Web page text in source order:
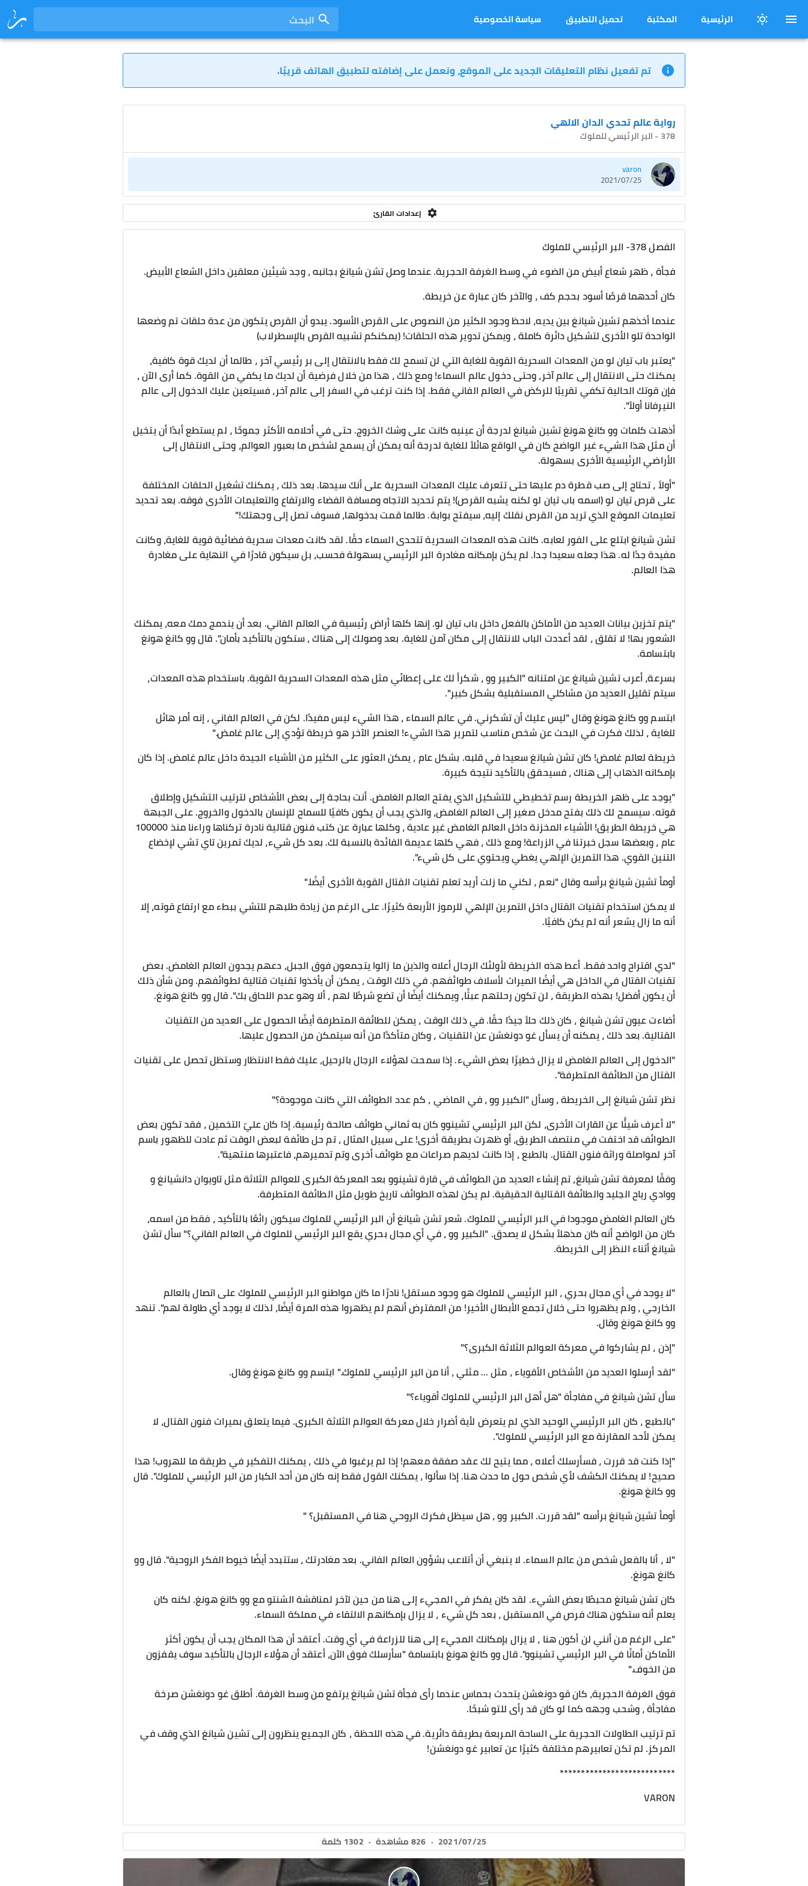
الرئيسية المكتبة تحميل التطبيق سياسة الخصوصية البحث
تم تفعيل نظام التعليقات الجديد على الموقع، ونعمل على إضافته لتطبيق الهاتف قريبًا.
رواية عالم تحدي الدان الالهي
378 - البر الرئيسي للملوك
varon
2021/07/25
إعدادات القارئ
الفصل 378- البر الرئيسي للملوك
فجأة ، ظهر شعاع أبيض من الضوء في وسط الغرفة الحجرية. عندما وصل تشن شيانغ بجانبه ، وجد شيئين معلقين داخل الشعاع الأبيض.
كان أحدهما قرصًا أسود بحجم كف ، والآخر كان عبارة عن خريطة.
عندما أخذهم تشين شيانغ بين يديه، لاحظ وجود الكثير من النصوص على القرص الأسود. يبدو أن القرص يتكون من عدة حلقات تم وضعها
الواحدة تلو الأخرى لتشكيل دائرة كاملة ، ويمكن تدوير هذه الحلقات! (يمكنكم تشبيه القرص بالإسطرلاب)
"يعتبر باب تيان لو من المعدات السحرية القوية للغاية التي لن تسمح لك فقط بالانتقال إلى بر رئيسي آخر ، طالما أن لديك قوة كافية،
يمكنك حتى الانتقال إلى عالم آخر، وحتى دخول عالم السماء! ومع ذلك ، هذا من خلال فرضية أن لديك ما يكفي من القوة. كما أرى الآن ،
فإن قوتك الحالية تكفي تقريبًا للركض في العالم الفاني فقط. إذا كنت ترغب في السفر إلى عالم آخر، فسيتعين عليك الدخول إلى عالم
النيرفانا أولاً".
أذهلت كلمات وو كانغ هونغ تشين شيانغ لدرجة أن عينيه كانت على وشك الخروج. حتى في أحلامه الأكثر جموحًا ، لم يستطع أبدًا أن يتخيل
أن مثل هذا الشيء غير الواضح كان في الواقع هائلاً للغاية لدرجة أنه يمكن أن يسمح لشخص ما بعبور العوالم، وحتى الانتقال إلى
الأراضي الرئيسية الأخرى بسهولة.
"أولاً ، تحتاج إلى صب قطرة دم عليها حتى تتعرف عليك المعدات السحرية على أنك سيدها. بعد ذلك ، يمكنك تشغيل الحلقات المختلفة
على قرص تيان لو (اسمه باب تيان لو لكنه يشبه القرص)! يتم تحديد الاتجاه ومسافة الفضاء والارتفاع والتعليمات الأخرى فوقه. بعد تحديد
تعليمات الموقع الذي تريد من القرص نقلك إليه، سيفتح بوابة. طالما قمت بدخولها، فسوف تصل إلى وجهتك!"
تشن شيانغ ابتلع على الفور لعابه. كانت هذه المعدات السحرية تتحدى السماء حقًا. لقد كانت معدات سحرية فضائية قوية للغاية، وكانت
مفيدة جدًا له. هذا جعله سعيدا جدا. لم يكن بإمكانه مغادرة البر الرئيسي بسهولة فحسب، بل سيكون قادرًا في النهاية على مغادرة
هذا العالم.
"يتم تخزين بيانات العديد من الأماكن بالفعل داخل باب تيان لو. إنها كلها أراض رئيسية في العالم الفاني. بعد أن يندمج دمك معه، يمكنك
الشعور بها! لا تقلق ، لقد أعددت الباب للانتقال إلى مكان آمن للغاية. بعد وصولك إلى هناك ، ستكون بالتأكيد بأمان". قال وو كانغ هونغ
بابتسامة.
بسرعة، أعرب تشين شيانغ عن امتنانه "الكبير وو ، شكراً لك على إعطائي مثل هذه المعدات السحرية القوية. باستخدام هذه المعدات،
سيتم تقليل العديد من مشاكلي المستقبلية بشكل كبير".
ابتسم وو كانغ هونغ وقال "ليس عليك أن تشكرني. في عالم السماء ، هذا الشيء ليس مفيدًا. لكن في العالم الفاني ، إنه أمر هائل
للغاية ، لذلك فكرت في البحث عن شخص مناسب لتمرير هذا الشيء! العنصر الآخر هو خريطة تؤدي إلى عالم غامض."
خريطة لعالم غامض! كان تشن شيانغ سعيدا في قلبه. بشكل عام ، يمكن العثور على الكثير من الأشياء الجيدة داخل عالم غامض. إذا كان
بإمكانه الذهاب إلى هناك ، فسيحقق بالتأكيد نتيجة كبيرة.
"يوجد على ظهر الخريطة رسم تخطيطي للتشكيل الذي يفتح العالم الغامض. أنت بحاجة إلى بعض الأشخاص لترتيب التشكيل وإطلاق
قوته. سيسمح لك ذلك بفتح مدخل صغير إلى العالم الغامض، والذي يجب أن يكون كافيًا للسماح للإنسان بالدخول والخروج. على الجبهة
هي خريطة الطريق! الأشياء المخزنة داخل العالم الغامض غير عادية ، وكلها عبارة عن كتب فنون قتالية نادرة تركناها وراءنا منذ 100000
عام ، وبعضها سجل خبرتنا في الزراعة! ومع ذلك ، فهي كلها عديمة الفائدة بالنسبة لك. بعد كل شيء، لديك تمرين تاي تشي لإخضاع
التنين القوي. هذا التمرين الإلهي يغطي ويحتوي على كل شيء".
أومأ تشين شيانغ برأسه وقال "نعم ، لكني ما زلت أريد تعلم تقنيات القتال القوية الأخرى أيضًا."
لا يمكن استخدام تقنيات القتال داخل التمرين الإلهي للرموز الأربعة كثيرًا. على الرغم من زيادة طلبهم للتشي ببطء مع ارتفاع قوته، إلا
أنه ما زال يشعر أنه لم يكن كافيًا.
"لدي اقتراح واحد فقط. أعط هذه الخريطة لأولئك الرجال أعلاه والذين ما زالوا يتجمعون فوق الجبل، دعهم يجدون العالم الغامض. بعض
تقنيات القتال في الداخل هي أيضًا الميراث لأسلاف طوائفهم. في ذلك الوقت ، يمكن أن يأخذوا تقنيات قتالية لطوائفهم. ومن شأن ذلك
أن يكون أفضل! بهذه الطريقة ، لن تكون رحلتهم عبثًا، ويمكنك أيضًا أن تضع شرطًا لهم ، ألا وهو عدم اللحاق بك". قال وو كانغ هونغ.
أضاءت عيون تشن شيانغ ، كان ذلك حلاً جيدًا حقًا. في ذلك الوقت ، يمكن للطائفة المتطرفة أيضًا الحصول على العديد من التقنيات
القتالية. بعد ذلك ، يمكنه أن يسأل غو دونغشن عن التقنيات ، وكان متأكدًا من أنه سيتمكن من الحصول عليها.
"الدخول إلى العالم الغامض لا يزال خطيرًا بعض الشيء. إذا سمحت لهؤلاء الرجال بالرحيل، عليك فقط الانتظار وستظل تحصل على تقنيات
القتال من الطائفة المتطرفة".
نظر تشن شيانغ إلى الخريطة ، وسأل "الكبير وو ، في الماضي ، كم عدد الطوائف التي كانت موجودة؟"
"لا أعرف شيئًا عن القارات الأخرى، لكن البر الرئيسي تشينوو كان به ثماني طوائف صالحة رئيسية. إذا كان عليّ التخمين ، فقد تكون بعض
الطوائف قد اختفت في منتصف الطريق، أو ظهرت بطريقة أخرى! على سبيل المثال ، تم حل طائفة لبعض الوقت ثم عادت للظهور باسم
آخر لمواصلة وراثة فنون القتال. بالطبع ، إذا كانت لديهم صراعات مع طوائف أخرى وتم تدميرهم، فاعتبرها منتهية".
وفقًا لمعرفة تشن شيانغ، تم إنشاء العديد من الطوائف في قارة تشينوو بعد المعركة الكبرى للعوالم الثلاثة مثل تاويوان دانشيانغ و
ووادي رياح الجليد والطائفة القتالية الحقيقية. لم يكن لهذه الطوائف تاريخ طويل مثل الطائفة المتطرفة.
كان العالم الغامض موجودا في البر الرئيسي للملوك. شعر تشن شيانغ أن البر الرئيسي للملوك سيكون رائعًا بالتأكيد ، فقط من اسمه،
كان من الواضح أنه كان مذهلاً بشكل لا يصدق. "الكبير وو ، في أي مجال بحري يقع البر الرئيسي للملوك في العالم الفاني؟" سأل تشن
شيانغ أثناء النظر إلى الخريطة.
"لا يوجد في أي مجال بحري ، البر الرئيسي للملوك هو وجود مستقل! نادرًا ما كان مواطنو البر الرئيسي للملوك على اتصال بالعالم
الخارجي ، ولم يظهروا حتى خلال تجمع الأبطال الأخير! من المفترض أنهم لم يظهروا هذه المرة أيضًا، لذلك لا يوجد أي طاولة لهم". تنهد
وو كانغ هونغ وقال.
"إذن ، لم يشاركوا في معركة العوالم الثلاثة الكبرى؟"
"لقد أرسلوا العديد من الأشخاص الأقوياء ، مثل ... مثلي ، أنا من البر الرئيسي للملوك." ابتسم وو كانغ هونغ وقال.
سأل تشن شيانغ في مفاجأة "هل أهل البر الرئيسي للملوك أقوياء؟"
"بالطبع ، كان البر الرئيسي الوحيد الذي لم يتعرض لأية أضرار خلال معركة العوالم الثلاثة الكبرى. فيما يتعلق بميراث فنون القتال، لا
يمكن لأحد المقارنة مع البر الرئيسي للملوك".
"إذا كنت قد قررت ، فسأرسلك أعلاه ، مما يتيح لك عقد صفقة معهم! إذا لم يرغبوا في ذلك ، يمكنك التفكير في طريقة ما للهروب! هذا
صحيح! لا يمكنك الكشف لأي شخص حول ما حدث هنا. إذا سألوا ، يمكنك القول فقط إنه كان من أحد الكبار من البر الرئيسي للملوك". قال
وو كانغ هونغ.
أومأ تشين شيانغ برأسه "لقد قررت. الكبير وو ، هل سيظل فكرك الروحي هنا في المستقبل؟ "
"لا ، أنا بالفعل شخص من عالم السماء. لا ينبغي أن أتلاعب بشؤون العالم الفاني. بعد مغادرتك ، ستتبدد أيضًا خيوط الفكر الروحية". قال وو
كانغ هونغ.
كان تشن شيانغ محبطًا بعض الشيء. لقد كان يفكر في المجيء إلى هنا من حين لآخر لمناقشة الشنتو مع وو كانغ هونغ. لكنه كان
يعلم أنه ستكون هناك فرص في المستقبل ، بعد كل شيء ، لا يزال بإمكانهم الالتقاء في مملكة السماء.
"على الرغم من أنني لن أكون هنا ، لا يزال بإمكانك المجيء إلى هنا للزراعة في أي وقت. أعتقد أن هذا المكان يجب أن يكون أكثر
الأماكن أمانًا في البر الرئيسي تشينوو". قال وو كانغ هونغ بابتسامة "سأرسلك فوق الآن، أعتقد أن هؤلاء الرجال بالتأكيد سوف يقفزون
من الخوف."
فوق الغرفة الحجرية، كان قو دونغشن يتحدث بحماس عندما رأى فجأة تشن شيانغ يرتفع من وسط الغرفة. أطلق غو دونغشن صرخة
مفاجأة ، وشحب وجهه كما لو كان قد رأى للتو شبحًا.
تم ترتيب الطاولات الحجرية على الساحة المربعة بطريقة دائرية. في هذه اللحظة ، كان الجميع ينظرون إلى تشين شيانغ الذي وقف في
المركز. لم تكن تعابيرهم مختلفة كثيرًا عن تعابير غو دونغشن!
***************************
VARON
2021/07/25
· 826 مشاهدة · 1302 كلمة